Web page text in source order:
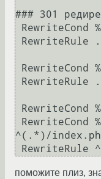
### 301
^(.*)/
поможите плиз,